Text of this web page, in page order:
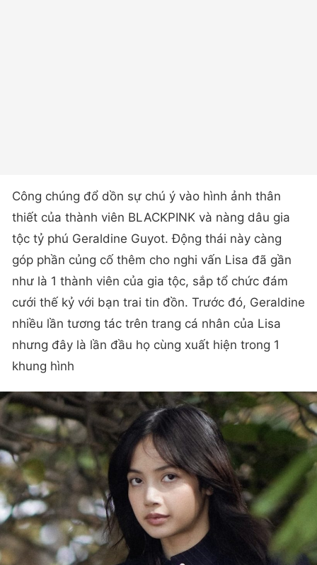
Công chúng đổ dồn sự chú ý vào hình ảnh thân
thiết của thành viên BLACKPINK và nàng dâu gia
tộc tỷ phú Geraldine Guyot. Động thái này càng
góp phần củng cố thêm cho nghi vấn Lisa đã gần
như là 1 thành viên của gia tộc, sắp tổ chức đám
cưới thế kỷ với bạn trai tin đồn. Trước đó, Geraldine
nhiều lần tương tác trên trang cá nhân của Lisa
nhưng đây là lần đầu họ cùng xuất hiện trong 1
khung hình